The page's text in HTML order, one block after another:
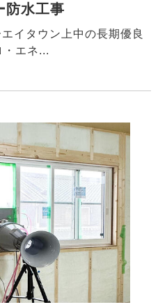
防水工事
イタウン上中の長期優良
エネ...